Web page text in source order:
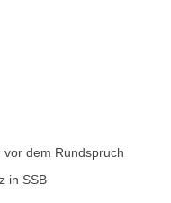
dem Rundspruch
in SSB